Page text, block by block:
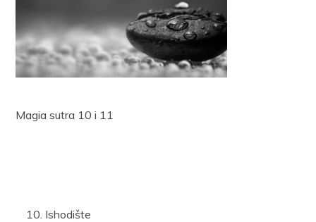
Magia sutra 10 i 11
Ishodište